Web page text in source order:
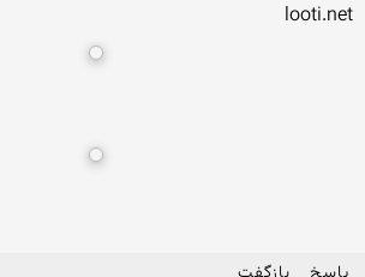
looti.net